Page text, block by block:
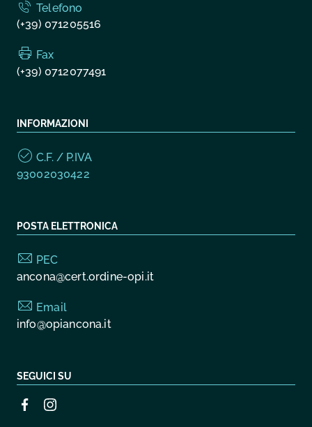
Telefono
(+39) 071205516
Fax
(+39) 0712077491
INFORMAZIONI
C.F. / P.IVA
93002030422
POSTA ELETTRONICA
PEC
ancona@cert.ordine-opi.it
Email
info@opiancona.it
SEGUICI SU